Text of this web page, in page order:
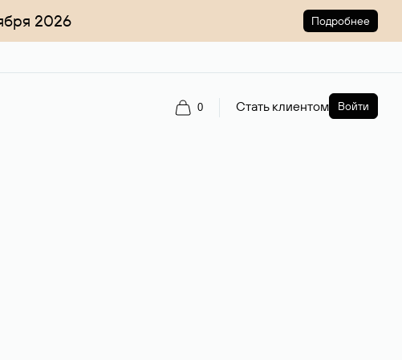
2026 Подробнее
0 Стать клиентом Войти